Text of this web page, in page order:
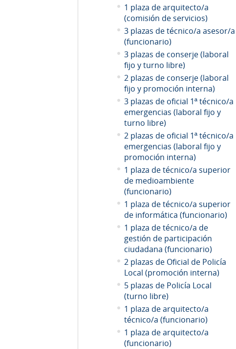
1 plaza de arquitecto/a
(comisión de servicios)
3 plazas de técnico/a asesor/a
(funcionario)
3 plazas de conserje (laboral
fijo y turno libre)
2 plazas de conserje (laboral
fijo y promoción interna)
3 plazas de oficial 1ª técnico/a
emergencias (laboral fijo y
turno libre)
2 plazas de oficial 1ª técnico/a
emergencias (laboral fijo y
promoción interna)
1 plaza de técnico/a superior
de medioambiente
(funcionario)
1 plaza de técnico/a superior
de informática (funcionario)
1 plaza de técnico/a de
gestión de participación
ciudadana (funcionario)
2 plazas de Oficial de Policía
Local (promoción interna)
5 plazas de Policía Local
(turno libre)
1 plaza de arquitecto/a
técnico/a (funcionario)
1 plaza de arquitecto/a
(funcionario)